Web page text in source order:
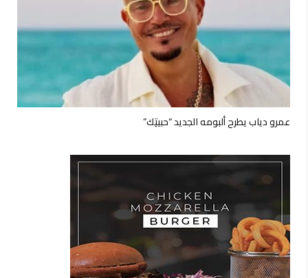
عمرو دياب يطرح ألبومه الجديد “حبيتِك”